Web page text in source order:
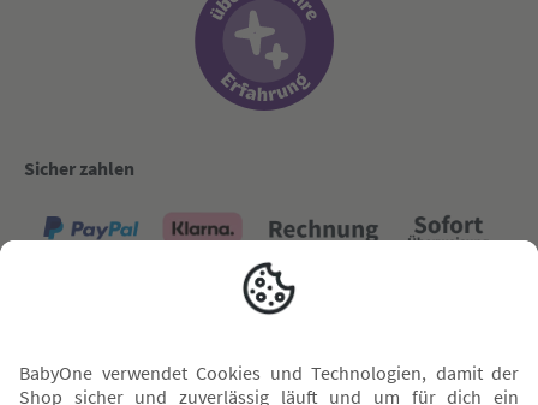
Sicher zahlen
Versand mit